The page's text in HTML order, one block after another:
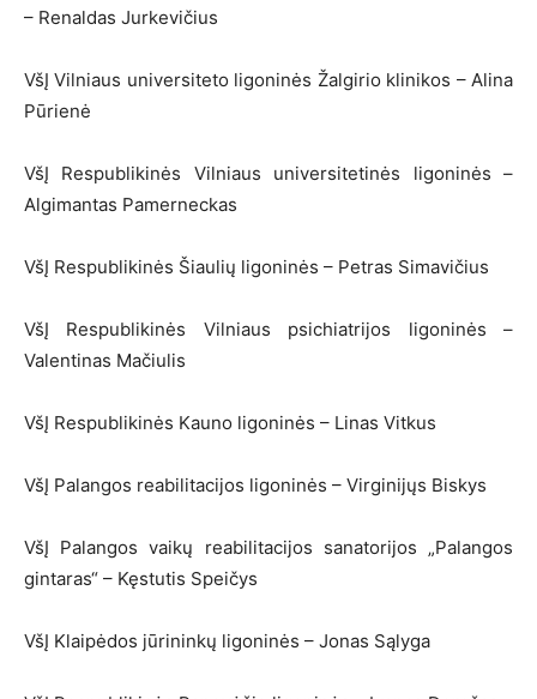
– Renaldas Jurkevičius
VšĮ Vilniaus universiteto ligoninės Žalgirio klinikos – Alina
Pūrienė
VšĮ Respublikinės Vilniaus universitetinės ligoninės –
Algimantas Pamerneckas
VšĮ Respublikinės Šiaulių ligoninės – Petras Simavičius
VšĮ Respublikinės Vilniaus psichiatrijos ligoninės –
Valentinas Mačiulis
VšĮ Respublikinės Kauno ligoninės – Linas Vitkus
VšĮ Palangos reabilitacijos ligoninės – Virginijųs Biskys
VšĮ Palangos vaikų reabilitacijos sanatorijos „Palangos
gintaras“ – Kęstutis Speičys
VšĮ Klaipėdos jūrininkų ligoninės – Jonas Sąlyga